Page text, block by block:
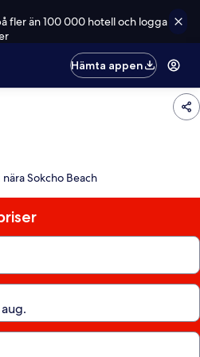
fler än 100 000 hotell och logga
Hämta appen
Sokcho Beach